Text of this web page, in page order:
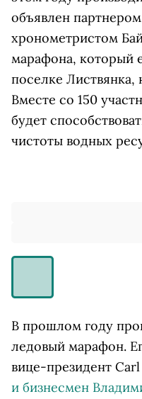
объявлен
хронометристом
марафона, который
поселке Листвянка,
Вместе со 150
будет
чистоты водных
В прошлом году
ледовый марафон.
вице-президент
и бизнесмен